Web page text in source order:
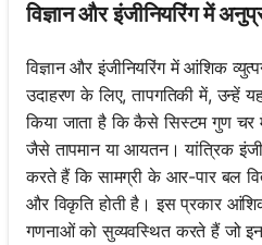
विज्ञान और इंजीनियरिंग में
विज्ञान और इंजीनियरिंग में आंशिक
उदाहरण के लिए, तापगतिकी में, उन्हें
किया जाता है कि कैसे सिस्टम गुण
जैसे तापमान या आयतन। यांत्रिक
करते हैं कि सामग्री के आर-पार बल
और विकृति होती है। इस प्रकार
गणनाओं को सुव्यवस्थित करते हैं जो इन